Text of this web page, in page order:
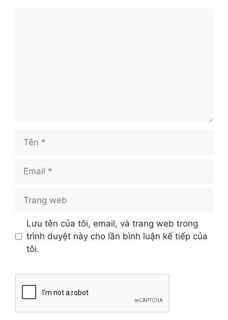
Tên
Email
Trang
Lưu tên của tôi, email, và trang web trong
trình duyệt này cho lần bình luận kế tiếp của
tôi.